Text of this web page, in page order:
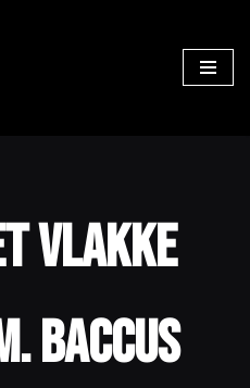
vlakke
Baccus